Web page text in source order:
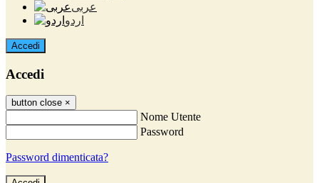
عربى
اردو
Accedi
Accedi
button close ×
Nome Utente
Password
Password dimenticata?